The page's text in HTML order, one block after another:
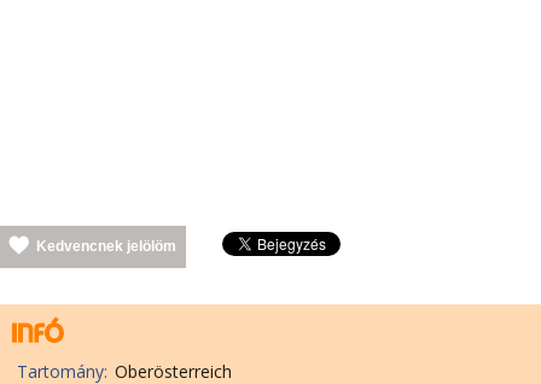
Kedvencnek jelölöm
Tartomány: Oberösterreich